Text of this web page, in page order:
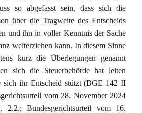
so abgefasst sein, dass sich die
über die Tragweite des Entscheids
und ihn in voller Kenntnis der Sache
weiterziehen kann. In diesem Sinne
kurz die Überlegungen genannt
sich die Steuerbehörde hat leiten
sich ihr Entscheid stützt (BGE 142 II
vom 28. November 2024
2.2.; Bundesgerichtsurteil vom 16.